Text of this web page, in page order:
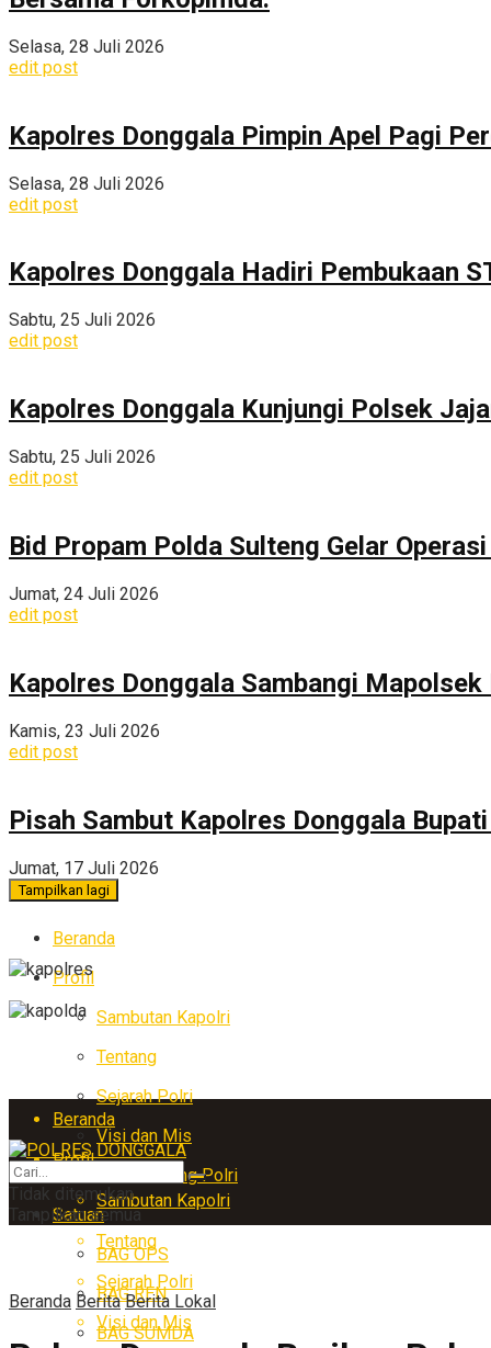
Selasa, 28 Juli 2026
edit post
Kapolres Donggala Pimpin Apel Pagi
Selasa, 28 Juli 2026
edit post
Kapolres Donggala Hadiri Pembukaan
Sabtu, 25 Juli 2026
edit post
Kapolres Donggala Kunjungi Polsek
Sabtu, 25 Juli 2026
edit post
Bid Propam Polda Sulteng Gelar
Jumat, 24 Juli 2026
edit post
Kapolres Donggala Sambangi
Kamis, 23 Juli 2026
edit post
Pisah Sambut Kapolres Donggala
Jumat, 17 Juli 2026
Tampilkan lagi
Beranda
Profil
Sambutan Kapolri
Tentang
Sejarah Polri
Visi dan Mis
Arti Lambang Polri
Satuan
BAG OPS
BAG REN
BAG SUMDA
Beranda
Profil
Sambutan Kapolri
Tentang
Sejarah Polri
Visi dan Mis
Tidak ditemukan
Tampilkan semua
Beranda Berita Berita Lokal